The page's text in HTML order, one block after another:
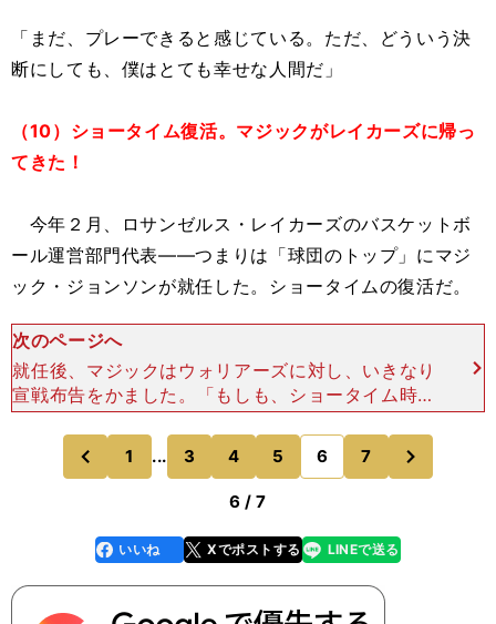
「まだ、プレーできると感じている。ただ、どういう決
断にしても、僕はとても幸せな人間だ」
（10）ショータイム復活。マジックがレイカーズに帰っ
てきた！
今年２月、ロサンゼルス・レイカーズのバスケットボ
ール運営部門代表――つまりは「球団のトップ」にマジ
ック・ジョンソンが就任した。ショータイムの復活だ。
次のページへ
就任後、マジックはウォリアーズに対し、いきなり
宣戦布告をかました。「もしも、ショータイム時代
のレイカーズと今のウォリアーズが戦うなら、ウォ
リアーズは小さすぎる。インサイドでカリーム・ア
ブドゥル＝ジャバ
前
1 ... 3 4 5 6 7
のページへ
6 / 7
faceboo
k
いいね Xでポストする
line LINEで送る